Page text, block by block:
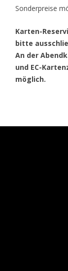
Sonderpreise
Karten-
bitte
An der
und EC-
möglich.